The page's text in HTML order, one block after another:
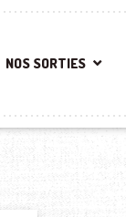
NOS SORTIES